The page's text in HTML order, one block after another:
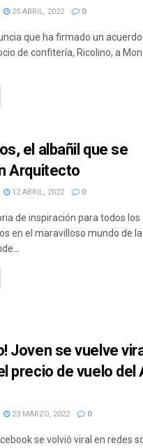
25 ABRIL, 2022 0
que ha firmado un
de confitería, Ricolino, a
el albañil que se
Arquitecto
12 ABRIL, 2022 0
de inspiración para todos los
en el maravilloso mundo de la
Joven se vuelve
precio de vuelo del
23 MARZO, 2022 0
se volvió viral en redes